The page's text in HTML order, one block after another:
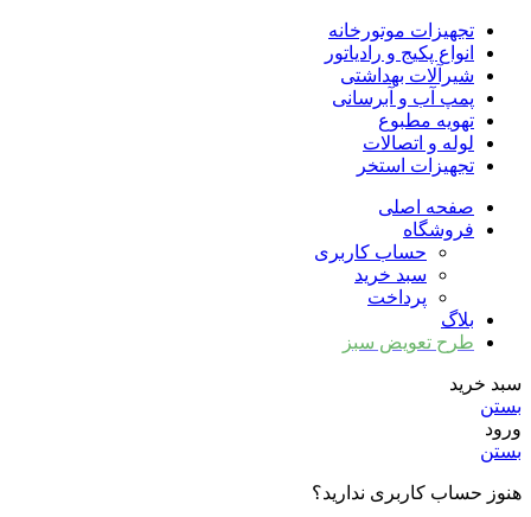
تجهیزات موتورخانه
انواع پکیج و رادیاتور
شیرآلات بهداشتی
پمپ آب و آبرسانی
تهویه مطبوع
لوله و اتصالات
تجهیزات استخر
صفحه اصلی
فروشگاه
حساب کاربری
سبد خرید
پرداخت
بلاگ
طرح تعویض سبز
سبد خرید
بستن
ورود
بستن
هنوز حساب کاربری ندارید؟